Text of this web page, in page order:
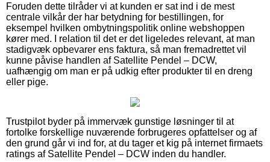
Foruden dette tilråder vi at kunden er sat ind i de mest
centrale vilkår der har betydning for bestillingen, for
eksempel hvilken ombytningspolitik online webshoppen
kører med. I relation til det er det ligeledes relevant, at man
stadigvæk opbevarer ens faktura, så man fremadrettet vil
kunne påvise handlen af Satellite Pendel – DCW,
uafhængig om man er på udkig efter produkter til en dreng
eller pige.
Trustpilot byder på immervæk gunstige løsninger til at
fortolke forskellige nuværende forbrugeres opfattelser og af
den grund går vi ind for, at du tager et kig på internet firmaets
ratings af Satellite Pendel – DCW inden du handler.